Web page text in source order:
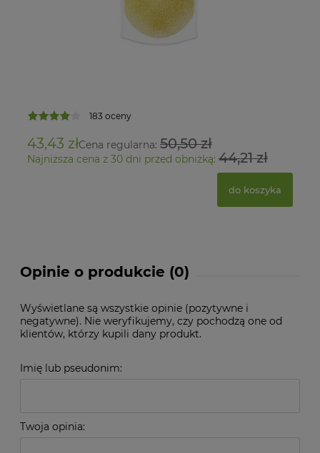
183 oceny
43,43 złCena regularna: 50,50 zł
Najniższa cena z 30 dni przed obniżką: 44,21 zł
do koszyka
Opinie o produkcie (0)
Wyświetlane są wszystkie opinie (pozytywne i
negatywne). Nie weryfikujemy, czy pochodzą one od
klientów, którzy kupili dany produkt.
Imię lub pseudonim:
Twoja opinia: